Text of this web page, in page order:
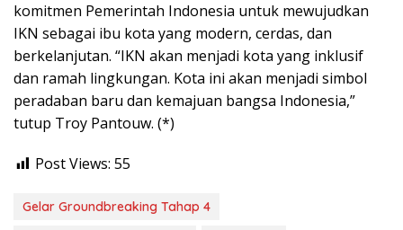
komitmen Pemerintah Indonesia untuk mewujudkan
IKN sebagai ibu kota yang modern, cerdas, dan
berkelanjutan. “IKN akan menjadi kota yang inklusif
dan ramah lingkungan. Kota ini akan menjadi simbol
peradaban baru dan kemajuan bangsa Indonesia,”
tutup Troy Pantouw. (*)
Post Views: 55
Gelar Groundbreaking Tahap 4